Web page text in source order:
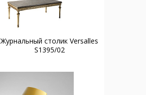
Журнальный столик Versalles
S1395/02